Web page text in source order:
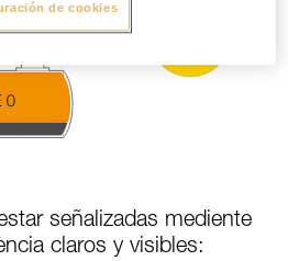
señalizadas mediente
claros y visibles:
de cookies